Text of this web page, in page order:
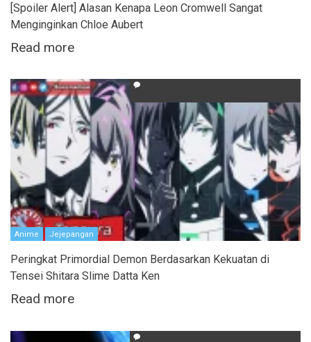
[Spoiler Alert] Alasan Kenapa Leon Cromwell Sangat
Menginginkan Chloe Aubert
Read more
Anime Jejepangan
Peringkat Primordial Demon Berdasarkan Kekuatan di
Tensei Shitara Slime Datta Ken
Read more